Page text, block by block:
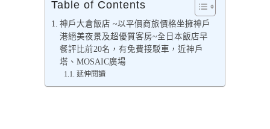
Table of Contents
神戶大倉飯店 ~以平價商旅價格坐擁神戶
港絕美夜景及超優質客房~全日本飯店早
餐評比前20名，有免費接駁車，近神戶
塔、MOSAIC廣場
延伸閱讀